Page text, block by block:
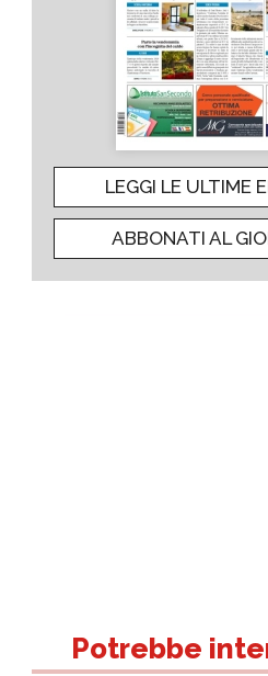
LEGGI LE ULTIME
ABBONATI AL
Potrebbe